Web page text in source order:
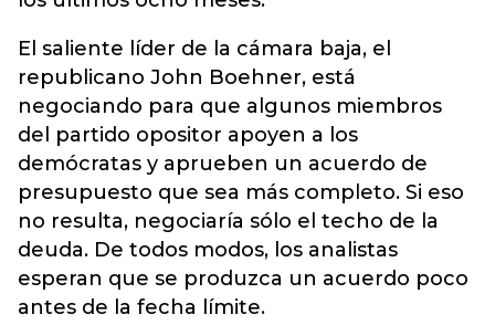
El saliente líder de la cámara baja, el
republicano John Boehner, está
negociando para que algunos miembros
del partido opositor apoyen a los
demócratas y aprueben un acuerdo de
presupuesto que sea más completo. Si eso
no resulta, negociaría sólo el techo de la
deuda. De todos modos, los analistas
esperan que se produzca un acuerdo poco
antes de la fecha límite.